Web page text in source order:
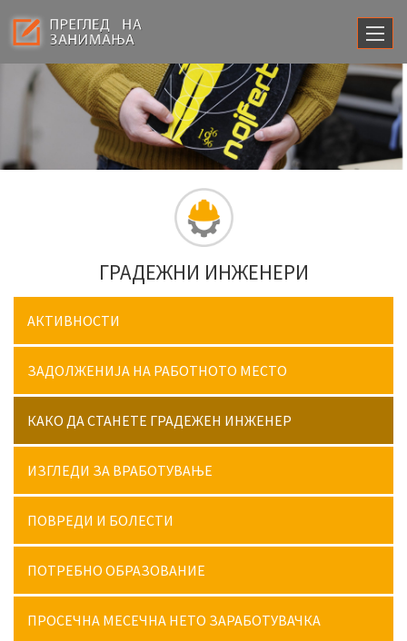
ГРАДЕЖНИ ИНЖЕНЕРИ
АКТИВНОСТИ
ЗАДОЛЖЕНИЈА НА РАБОТНОТО МЕСТО
КАКО ДА СТАНЕТЕ ГРАДЕЖЕН ИНЖЕНЕР
ИЗГЛЕДИ ЗА ВРАБОТУВАЊЕ
ПОВРЕДИ И БОЛЕСТИ
ПОТРЕБНО ОБРАЗОВАНИЕ
ПРОСЕЧНА МЕСЕЧНА НЕТО ЗАРАБОТУВАЧКА